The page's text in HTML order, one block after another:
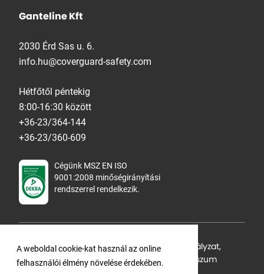
A weboldal cookie-kat használ az online
felhasználói élmény növelése érdekében.
Ganteline Kft
2030 Érd Sas u. 6.
info.hu@coverguard-safety.com
Hétfőtől péntekig
8:00-16:30 között
+36-23/364-144
+36-23/360-609
Cégünk MSZ EN ISO
9001:2008 minőségirányítási
rendszerrel rendelkezik.
Adatvédelmi tájékoztató,Cookie Szabályzat,
Felhasználási feltételek,ÁSZF Impresszum